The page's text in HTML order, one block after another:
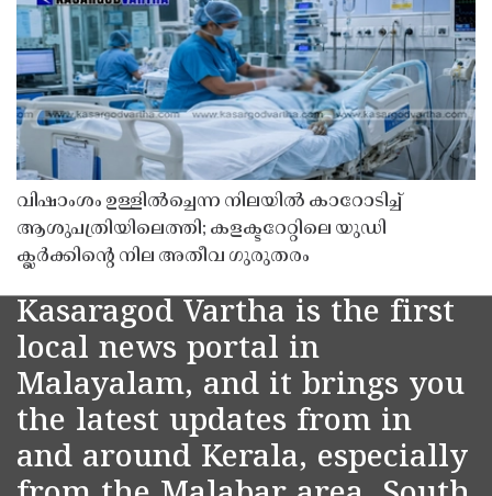
വിഷാംശം ഉള്ളിൽച്ചെന്ന നിലയിൽ കാറോടിച്ച്
ആശുപത്രിയിലെത്തി; കളക്ടറേറ്റിലെ യുഡി
ക്ലർക്കിൻ്റെ നില അതീവ ഗുരുതരം
Kasaragod Vartha is the first
local news portal in
Malayalam, and it brings you
the latest updates from in
and around Kerala, especially